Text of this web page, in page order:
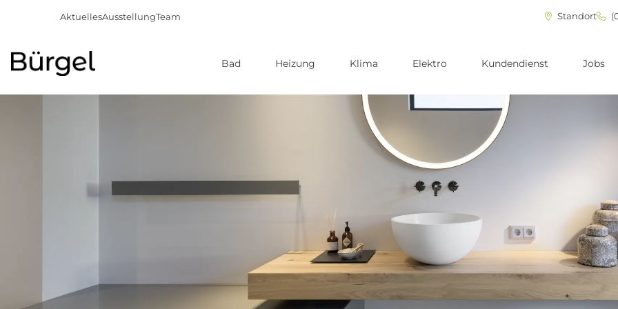
AktuellesAusstellungTeam Standort
Bad Heizung Klima Elektro Kundendienst Jobs